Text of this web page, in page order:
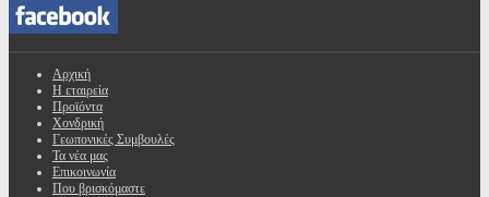
Αρχική
Η εταιρεία
Προϊόντα
Χονδρική
Γεωπονικές Συμβουλές
Τα νέα μας
Επικοινωνία
Που βρισκόμαστε